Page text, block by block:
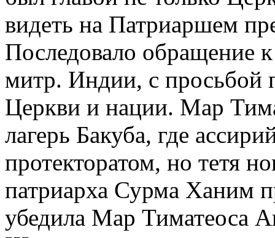
видеть на Патриаршем
Последовало обращение
митр. Индии, с просьбой
Церкви и нации. Мар
лагерь Бакуба, где
протекторатом, но тетя
патриарха Сурма Ханим
убедила Мар Тиматеоса